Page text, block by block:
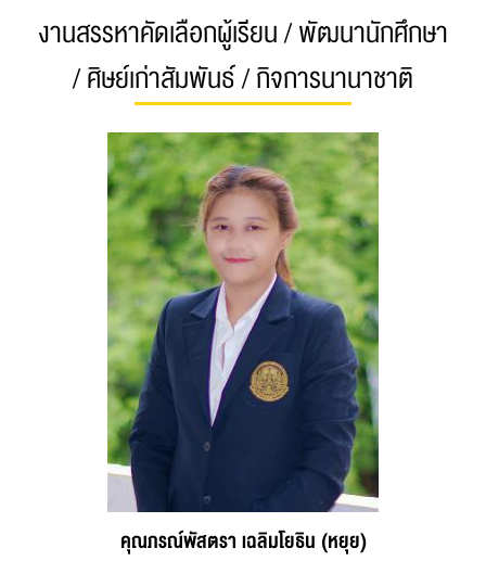
งานสรรหาคัดเลือกผู้เรียน / พัฒนานักศึกษา
/ ศิษย์เก่าสัมพันธ์ / กิจการนานาชาติ
คุณภรณ์พัสตรา เฉลิมโยธิน (หยุย)